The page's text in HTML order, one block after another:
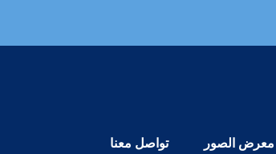
معرض الصور تواصل معنا